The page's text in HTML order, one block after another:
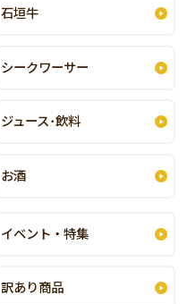
石垣牛
シークワーサー
ジュース･飲料
お酒
イベント・特集
訳あり商品